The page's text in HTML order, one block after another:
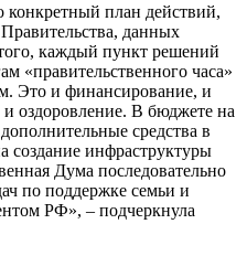
план действий,
данных
каждый пункт решений
«правительственного часа»
Это и финансирование, и
оздоровление. В бюджете на
средства в
создание инфраструктуры
Дума последовательно
по поддержке семьи и
РФ», – подчеркнула